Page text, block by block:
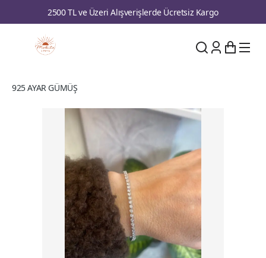
2500 TL ve Üzeri Alışverişlerde Ücretsiz Kargo
925 AYAR GÜMÜŞ